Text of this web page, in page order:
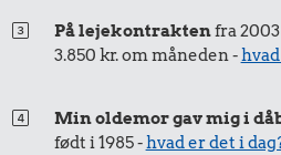
På lejekontraktenfra
3.850 kr. om måneden -
Min oldemor gav mig i
født i 1985 -hvad er det i